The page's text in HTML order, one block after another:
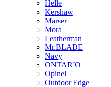
Helle
Kershaw
Marser
Mora
Leatherman
Mr.BLADE
Navy
ONTARIO
Opinel
Outdoor Edge